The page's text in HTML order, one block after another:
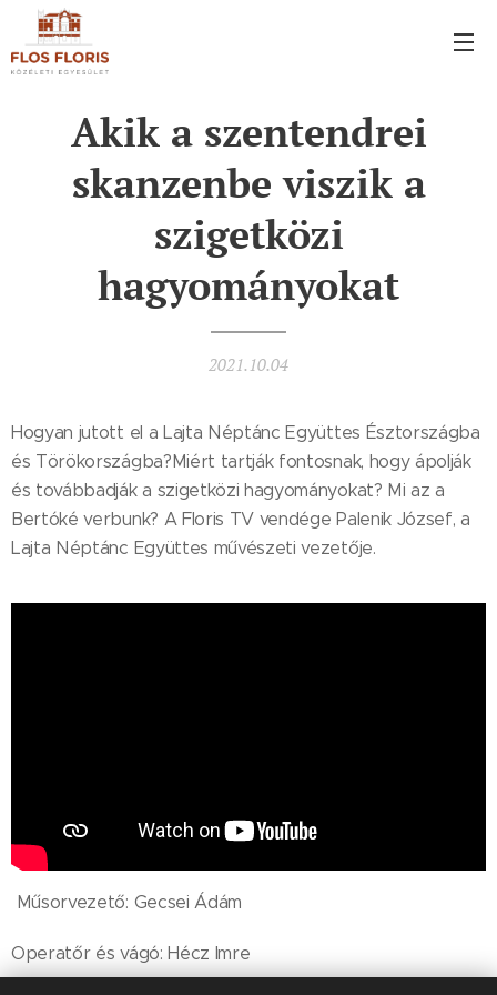
Akik a szentendrei
skanzenbe viszik a
szigetközi
hagyományokat
2021.10.04
Hogyan jutott el a Lajta Néptánc Együttes Észtországba
és Törökországba?Miért tartják fontosnak, hogy ápolják
és továbbadják a szigetközi hagyományokat? Mi az a
Bertóké verbunk? A Floris TV vendége Palenik József, a
Lajta Néptánc Együttes művészeti vezetője.
Műsorvezető: Gecsei Ádám
Operatőr és vágó: Hécz Imre